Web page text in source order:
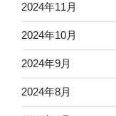
2024年11月
2024年10月
2024年9月
2024年8月